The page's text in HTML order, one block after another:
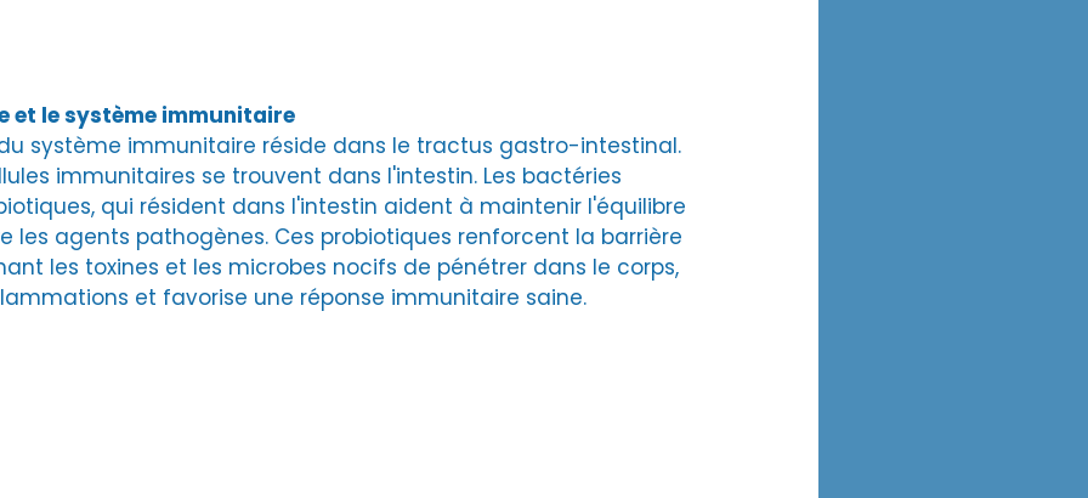
et le système immunitaire
système immunitaire réside dans le tractus gastro-intestinal.
immunitaires se trouvent dans l'intestin. Les bactéries
qui résident dans l'intestin aident à maintenir l'équilibre
les agents pathogènes. Ces probiotiques renforcent la barrière
les toxines et les microbes nocifs de pénétrer dans le corps,
et favorise une réponse immunitaire saine.